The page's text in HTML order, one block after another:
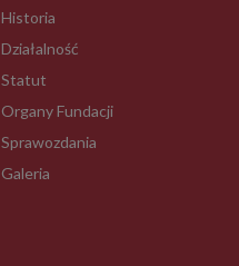
Historia
Działalność
Statut
Organy Fundacji
Sprawozdania
Galeria